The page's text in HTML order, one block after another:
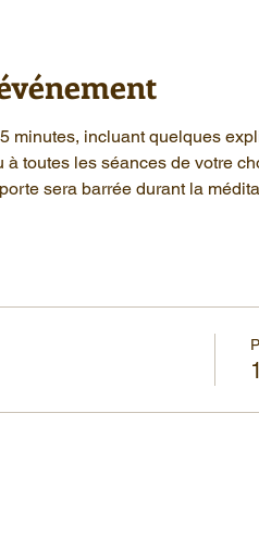
minutes, incluant quelques
toutes les séances de votre
sera barrée durant la